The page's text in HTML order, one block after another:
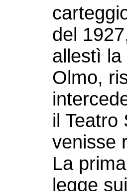
del
allestì la
Olmo,
il Teatro
venisse
La
legge